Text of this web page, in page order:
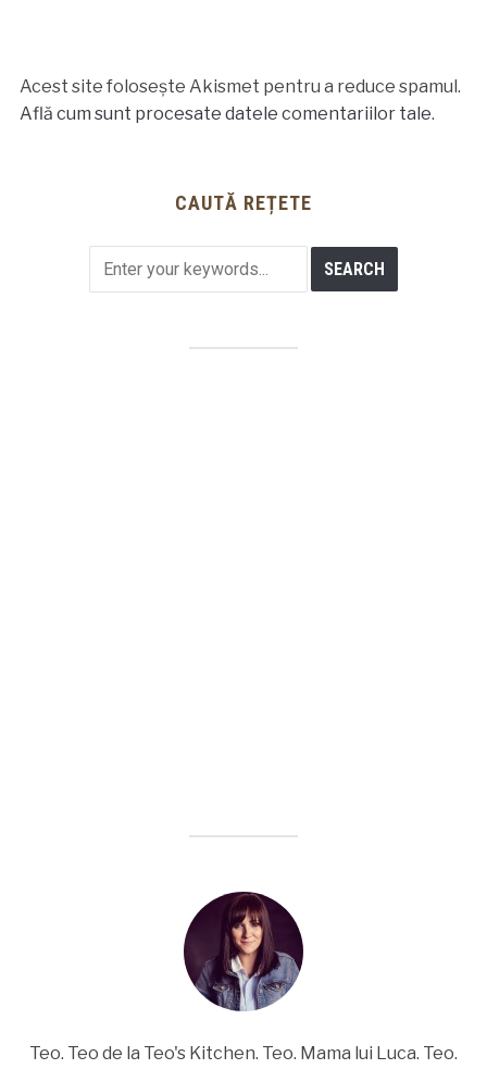
Acest site folosește Akismet pentru a reduce spamul.
Află cum sunt procesate datele comentariilor tale.
CAUTĂ REȚETE
Teo. Teo de la Teo's Kitchen. Teo. Mama lui Luca. Teo.